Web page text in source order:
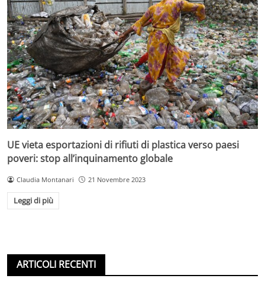
UE vieta esportazioni di rifiuti di plastica verso paesi
poveri: stop all’inquinamento globale
Claudia Montanari 21 Novembre 2023
Leggi di più
ARTICOLI RECENTI